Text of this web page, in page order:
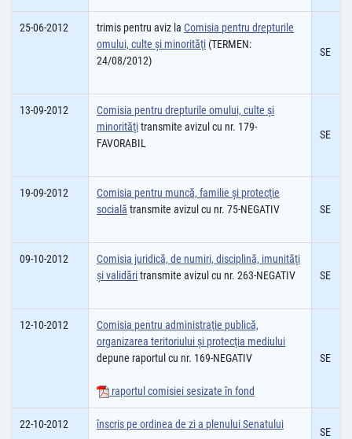
25-06-2012 trimis pentru aviz la Comisia pentru drepturile
omului, culte şi minorităţi (TERMEN:
24/08/2012)
SE
13-09-2012
Comisia pentru drepturile omului, culte şi
minorităţitransmite avizul cu nr. 179-
FAVORABIL
SE
19-09-2012
Comisia pentru muncă, familie şi protecţie
socială transmite avizul cu nr. 75-NEGATIV SE
09-10-2012
Comisia juridică, de numiri, disciplină, imunităţi
şi validăritransmite avizul cu nr. 263-NEGATIV SE
12-10-2012
Comisia pentru administraţie publică,
organizarea teritoriului şi protecţia mediului
depune raportul cu nr. 169-NEGATIV
raportul comisiei sesizate în fond
SE
22-10-2012 înscris pe ordinea de zi a plenului Senatului
SE